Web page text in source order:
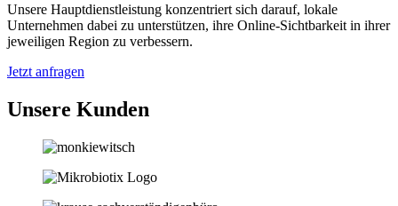
Unsere Hauptdienstleistung konzentriert sich darauf, lokale
Unternehmen dabei zu unterstützen, ihre Online-Sichtbarkeit in ihrer
jeweiligen Region zu verbessern.
Jetzt anfragen
Unsere Kunden